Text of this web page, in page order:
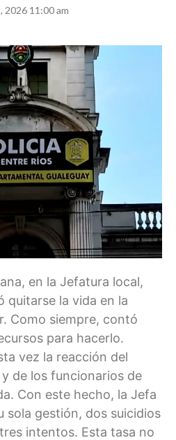
2026 11:00 am
en la Jefatura local,
la vida en la
Como siempre, contó
para hacerlo.
vez la reacción del
de los funcionarios de
Con este hecho, la Jefa
sola gestión, dos suicidios
intentos. Esta tasa no